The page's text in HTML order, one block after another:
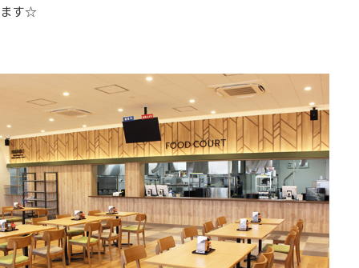
ます☆